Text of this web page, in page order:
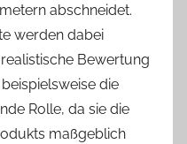
abschneidet.
werden dabei
Bewertung
die
Rolle, da sie die
maßgeblich